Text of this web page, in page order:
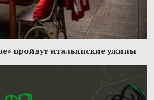
пройдут итальянские ужины